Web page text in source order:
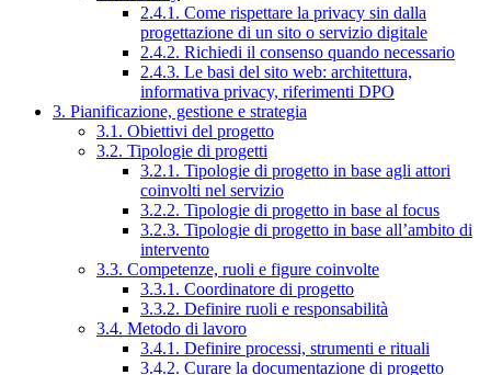
2.4.1. Come rispettare la privacy sin dalla
progettazione di un sito o servizio digitale
2.4.2. Richiedi il consenso quando necessario
2.4.3. Le basi del sito web: architettura,
informativa privacy, riferimenti DPO
3. Pianificazione, gestione e strategia
3.1. Obiettivi del progetto
3.2. Tipologie di progetti
3.2.1. Tipologie di progetto in base agli attori
coinvolti nel servizio
3.2.2. Tipologie di progetto in base al focus
3.2.3. Tipologie di progetto in base all’ambito di
intervento
3.3. Competenze, ruoli e figure coinvolte
3.3.1. Coordinatore di progetto
3.3.2. Definire ruoli e responsabilità
3.4. Metodo di lavoro
3.4.1. Definire processi, strumenti e rituali
3.4.2. Curare la documentazione di progetto